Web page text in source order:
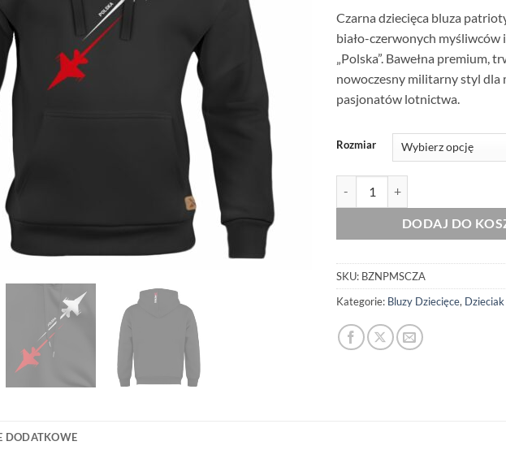
Czarna dziecięca bluza
biało-czerwonych myśliwców
„Polska”. Bawełna premium,
nowoczesny militarny styl dla
pasjonatów lotnictwa.
Rozmiar
DODAJ DO
SKU: BZNPMSCZA
Kategorie: Bluzy Dziecięce, Dzieciak
DODATKOWE